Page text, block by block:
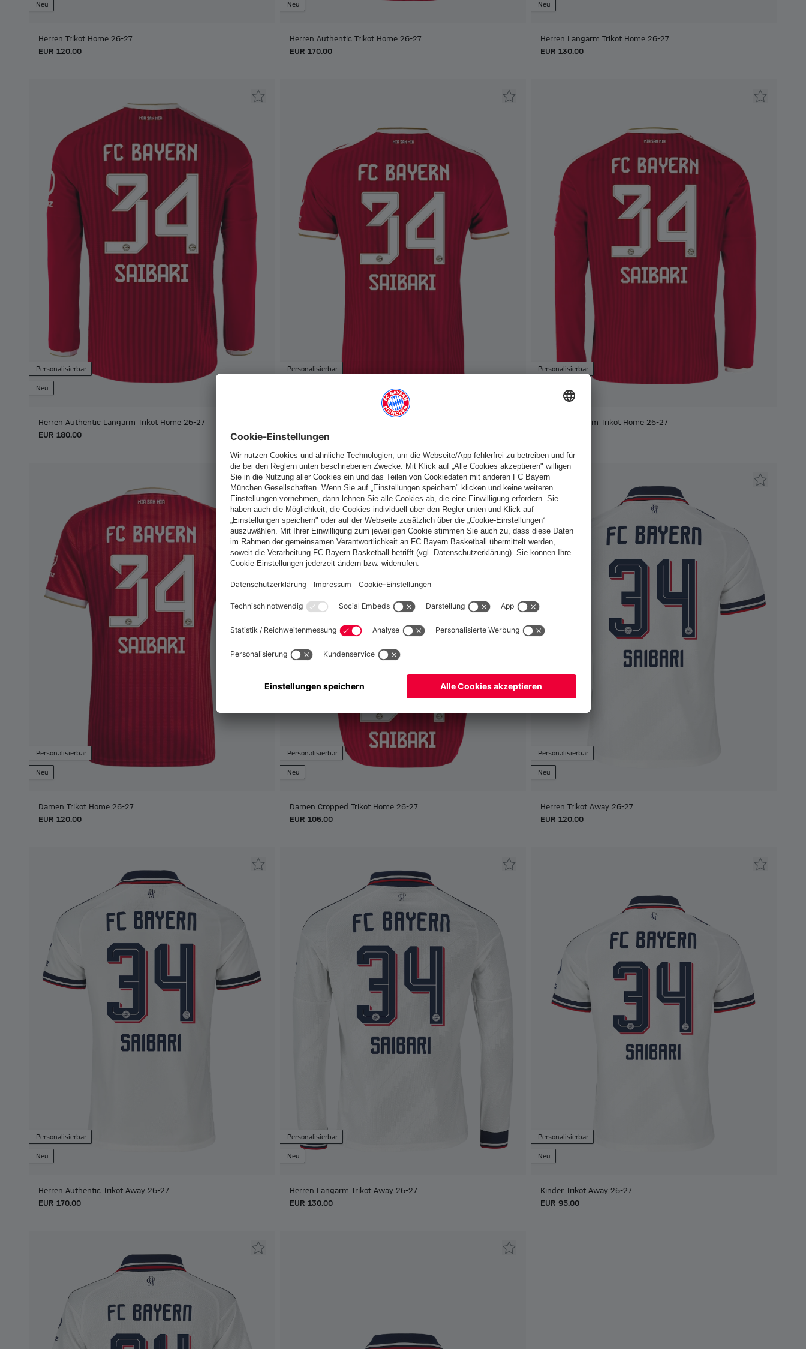
Neu
Herren Trikot Home 26-27
EUR 120.00
Neu
Herren Authentic Trikot Home 26-27
EUR 170.00
Neu
Herren Langarm Trikot Home 26-27
EUR 130.00
Personalisierbar
Neu
Herren Authentic Langarm Trikot Home 26-27
EUR 180.00
Personalisierbar
EUR 95.00
Personalisierbar
Kinder Langarm Trikot Home 26-27
Personalisierbar
Neu
Damen Trikot Home 26-27
EUR 120.00
Personalisierbar
Neu
Damen Cropped Trikot Home 26-27
EUR 105.00
Personalisierbar
Neu
Herren Trikot Away 26-27
EUR 120.00
Personalisierbar
Neu
Herren Authentic Trikot Away 26-27
EUR 170.00
Personalisierbar
Neu
Herren Langarm Trikot Away 26-27
EUR 130.00
Personalisierbar
Neu
Kinder Trikot Away 26-27
EUR 95.00
Möchtest du im StoreSchweizbleiben?
Ja,Schweiz, um dorthin zu liefern!